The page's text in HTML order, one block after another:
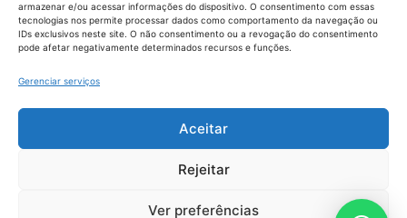
armazenar e/ou acessar informações do dispositivo. O consentimento com essas
tecnologias nos permite processar dados como comportamento da navegação ou
IDs exclusivos neste site. O não consentimento ou a revogação do consentimento
pode afetar negativamente determinados recursos e funções.
Gerenciar serviços
Aceitar
Rejeitar
Ver preferências
União dos Auditores Federais de Controle Externo -
AUDITAR
Setor de Administração Federal Sul (SAF/Sul), Qd. 04, Lt. 01
Tribunal de Contas da União (TCU), Subsolo, Sala S04
Termos de uso